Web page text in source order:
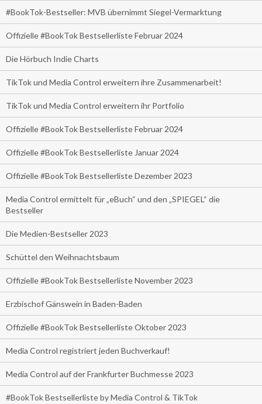
#BookTok-Bestseller: MVB übernimmt Siegel-Vermarktung
Offizielle #BookTok Bestsellerliste Februar 2024
Die Hörbuch Indie Charts
TikTok und Media Control erweitern ihre Zusammenarbeit!
TikTok und Media Control erweitern ihr Portfolio
Offizielle #BookTok Bestsellerliste Februar 2024
Offizielle #BookTok Bestsellerliste Januar 2024
Offizielle #BookTok Bestsellerliste Dezember 2023
Media Control ermittelt für „eBuch“ und den „SPIEGEL“ die
Bestseller
Die Medien-Bestseller 2023
Schüttel den Weihnachtsbaum
Offizielle #BookTok Bestsellerliste November 2023
Erzbischof Gänswein in Baden-Baden
Offizielle #BookTok Bestsellerliste Oktober 2023
Media Control registriert jeden Buchverkauf!
Media Control auf der Frankfurter Buchmesse 2023
#BookTok Bestsellerliste by Media Control & TikTok